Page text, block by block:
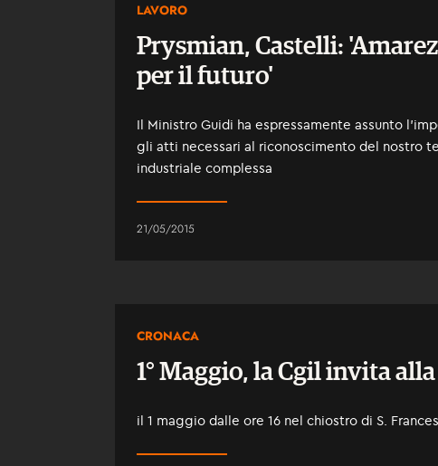
LAVORO
Prysmian, Castelli:
per il futuro'
Il Ministro Guidi ha espressamente assunto
gli atti necessari al riconoscimento del nostro
industriale complessa
21/05/2015
CRONACA
1° Maggio, la Cgil invita
il 1 maggio dalle ore 16 nel chiostro di S.